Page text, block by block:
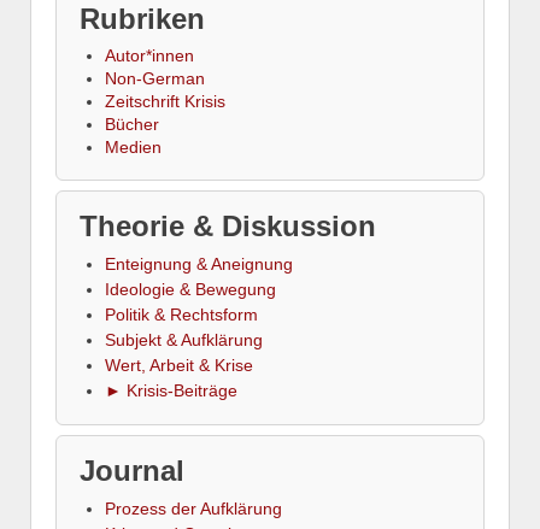
Rubriken
Autor*innen
Non-German
Zeitschrift Krisis
Bücher
Medien
Theorie & Diskussion
Enteignung & Aneignung
Ideologie & Bewegung
Politik & Rechtsform
Subjekt & Aufklärung
Wert, Arbeit & Krise
► Krisis-Beiträge
Journal
Prozess der Aufklärung